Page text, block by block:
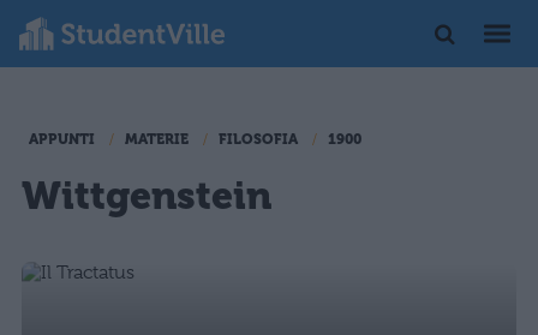
APPUNTI MATERIE FILOSOFIA 1900
Wittgenstein